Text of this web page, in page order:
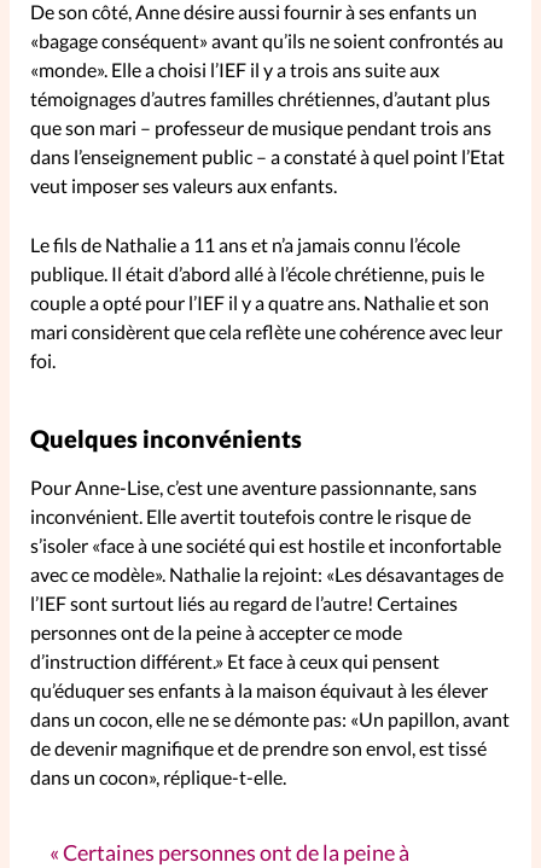
La Pause SpirituElles - toutes les
éditions
À propos
La rédaction
Mon compte
Changement d'adresse
De son côté, Anne désire aussi fournir à ses enfants un
«bagage conséquent» avant qu’ils ne soient confrontés au
«monde». Elle a choisi l’IEF il y a trois ans suite aux
témoignages d’autres familles chrétiennes, d’autant plus
que son mari – professeur de musique pendant trois ans
dans l’enseignement public – a constaté à quel point l’Etat
veut imposer ses valeurs aux enfants.
Le fils de Nathalie a 11 ans et n’a jamais connu l’école
publique. Il était d’abord allé à l’école chrétienne, puis le
couple a opté pour l’IEF il y a quatre ans. Nathalie et son
mari considèrent que cela reflète une cohérence avec leur
foi.
Quelques inconvénients
Pour Anne-Lise, c’est une aventure passionnante, sans
inconvénient. Elle avertit toutefois contre le risque de
s’isoler «face à une société qui est hostile et inconfortable
avec ce modèle». Nathalie la rejoint: «Les désavantages de
l’IEF sont surtout liés au regard de l’autre! Certaines
personnes ont de la peine à accepter ce mode
d’instruction différent.» Et face à ceux qui pensent
qu’éduquer ses enfants à la maison équivaut à les élever
dans un cocon, elle ne se démonte pas: «Un papillon, avant
de devenir magnifique et de prendre son envol, est tissé
dans un cocon», réplique-t-elle.
Certaines personnes ont de la peine à